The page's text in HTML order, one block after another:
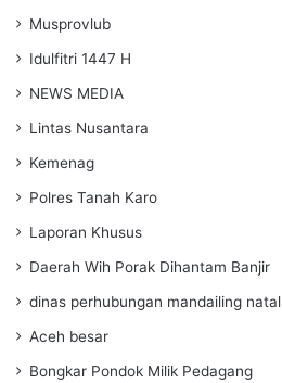
Musprovlub
Idulfitri 1447 H
NEWS MEDIA
Lintas Nusantara
Kemenag
Polres Tanah Karo
Laporan Khusus
Daerah Wih Porak Dihantam Banjir
dinas perhubungan mandailing natal
Aceh besar
Bongkar Pondok Milik Pedagang